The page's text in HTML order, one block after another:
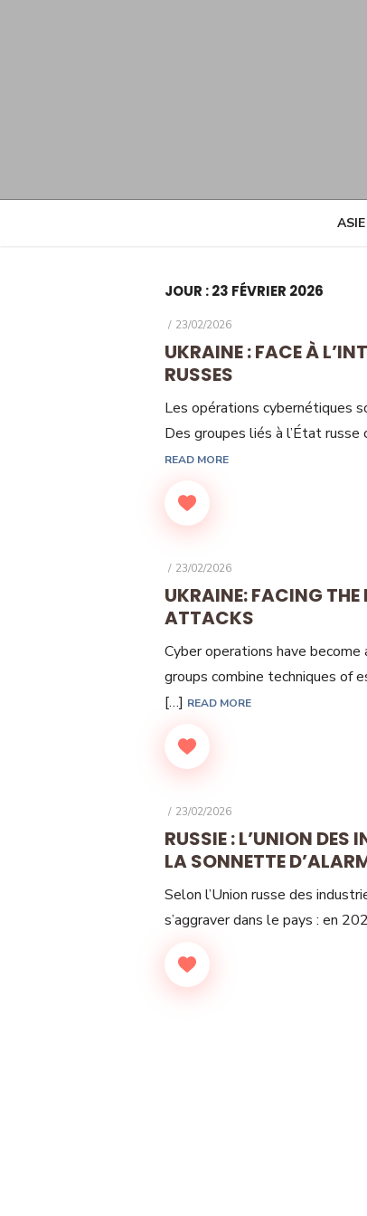
JOUR :23 FÉVRIER 2026
POSTED
23/02/2026
UKRAINE : FACE À
RUSSES
Les opérations cybernétiques
Des groupes liés à l’État russe
READ MORE
POSTED
23/02/2026
UKRAINE: FACING
ATTACKS
Cyber operations have
groups combine techniques of
[…] READ MORE
POSTED
23/02/2026
RUSSIE : L’UNION DES
LA SONNETTE
Selon l’Union russe des
s’aggraver dans le pays : en